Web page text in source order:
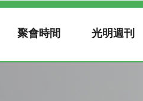
聚會時間 光明週刊